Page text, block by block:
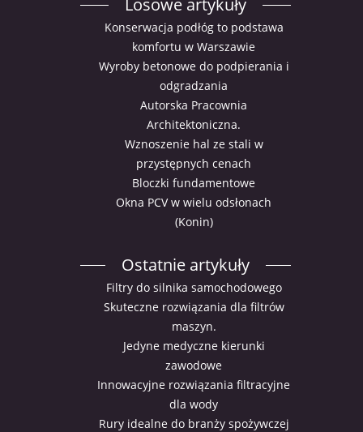
Losowe artykuły
Konserwacja podłóg to podstawa
komfortu w Warszawie
Wyroby betonowe do podpierania i
odgradzania
Autorska Pracownia
Architektoniczna.
Wznoszenie hal ze stali w
przystępnych cenach
Bloczki fundamentowe
Okna PCV w wielu odsłonach
(Konin)
Ostatnie artykuły
Filtry do silnika samochodowego
Skuteczne rozwiązania dla filtrów
maszyn.
Jedyne medyczne kierunki
zawodowe
Innowacyjne rozwiązania filtracyjne
dla wody
Rury idealne do branży spożywczej